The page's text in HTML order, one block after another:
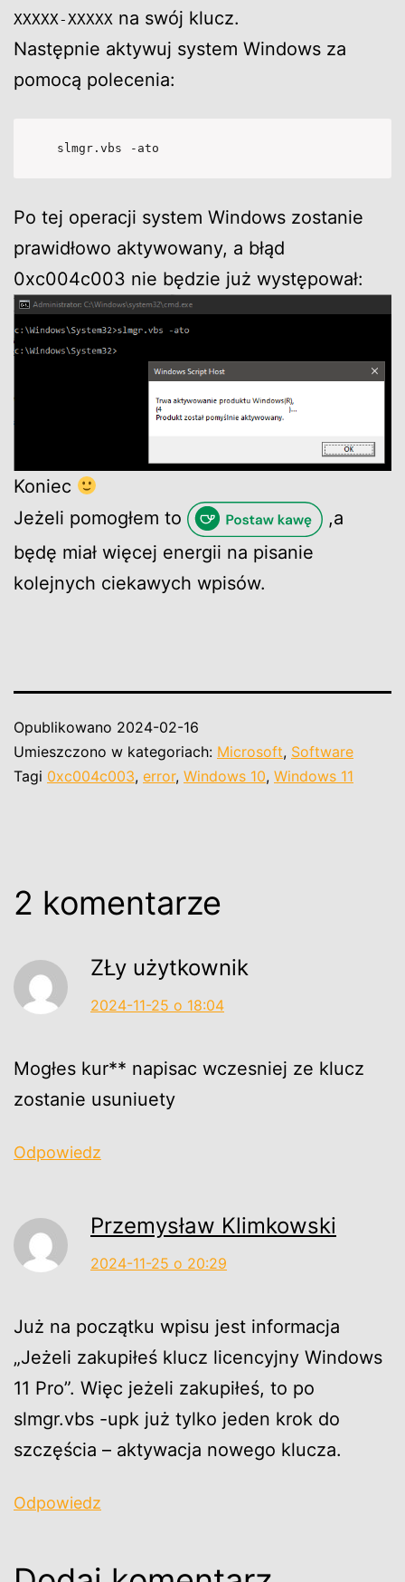
XXXXX-XXXXX na swój klucz.
Następnie aktywuj system Windows za
pomocą polecenia:
slmgr.vbs -ato
Po tej operacji system Windows zostanie
prawidłowo aktywowany, a błąd
0xc004c003 nie będzie już występował:
Koniec
Jeżeli pomogłem to
,a
będę miał więcej energii na pisanie
kolejnych ciekawych wpisów.
Opublikowano 2024-02-16
Umieszczono w kategoriach: Microsoft, Software
Tagi 0xc004c003, error, Windows 10, Windows 11
2 komentarze
ZŁy użytkownik
2024-11-25 o 18:04
Mogłes kur** napisac wczesniej ze klucz
zostanie usuniuety
Odpowiedz
Przemysław Klimkowski
2024-11-25 o 20:29
Już na początku wpisu jest informacja
„Jeżeli zakupiłeś klucz licencyjny Windows
11 Pro”. Więc jeżeli zakupiłeś, to po
slmgr.vbs -upk już tylko jeden krok do
szczęścia – aktywacja nowego klucza.
Odpowiedz